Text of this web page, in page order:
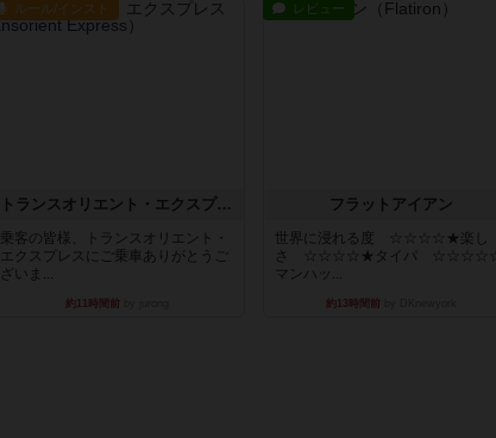
ルール/インスト
トランスオリエント・エクスプレス
乗客の皆様、トランスオリエント・
エクスプレスにご乗車ありがとうご
ざいま...
約11時間前
レビュー
フラットアイアン
世界に浸れる度 ☆☆☆☆★楽し
さ ☆☆☆☆★タイパ ☆☆☆☆☆
マンハッ...
約13時間前